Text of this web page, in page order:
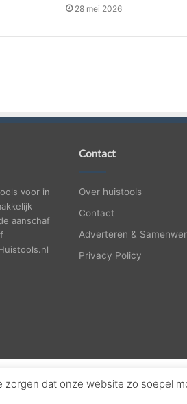
28 mei 2026
voor in
aanschaf
Contact
Over huistools
Contact
Adverteren &
Privacy Policy
© Copyright
dat onze website zo soepel